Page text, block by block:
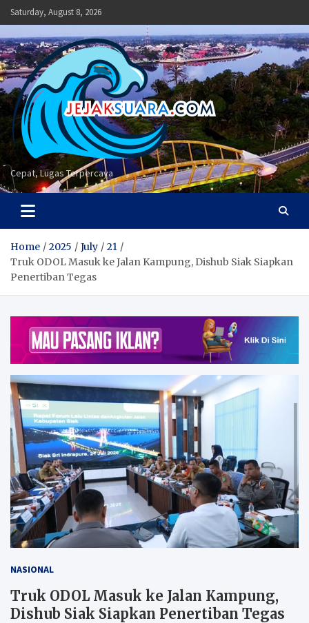
Skip
to
content
Saturday, August 8, 2026
Cepat, Lugas Terpercaya
Home 2025 July
21
Truk ODOL Masuk ke Jalan Kampung, Dishub Siak Siapkan
Penertiban Tegas
NASIONAL
Truk ODOL Masuk ke Jalan Kampung,
Dishub Siak Siapkan Penertiban Tegas